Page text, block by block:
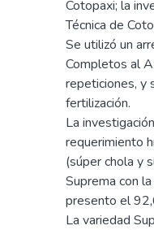
Cotopaxi; la
Técnica de
Se utilizó un
Completos al
repeticiones, y
fertilización.
La
requerimiento
(súper chola y
Suprema con
presento el
La variedad